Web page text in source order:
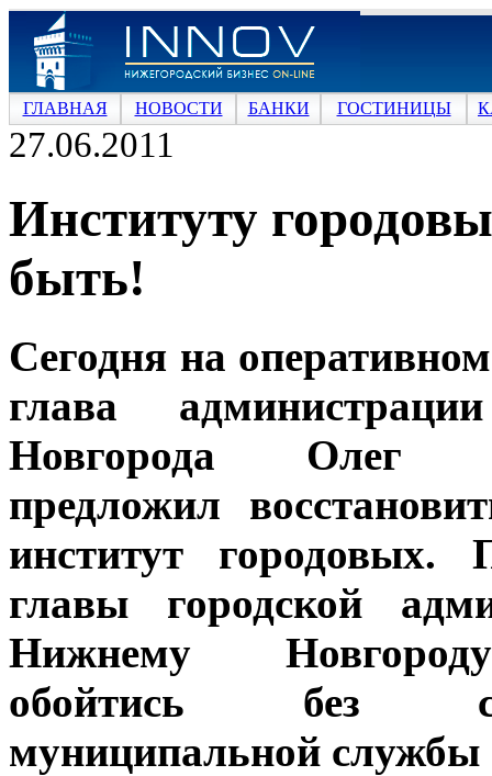
ГЛАВНАЯ НОВОСТИ БАНКИ ГОСТИНИЦЫ
27.06.2011
Институту
быть!
Сегодня на
глава
Новгорода Олег
предложил
институт
главы городской
Нижнему
обойтись без
муниципальной службы